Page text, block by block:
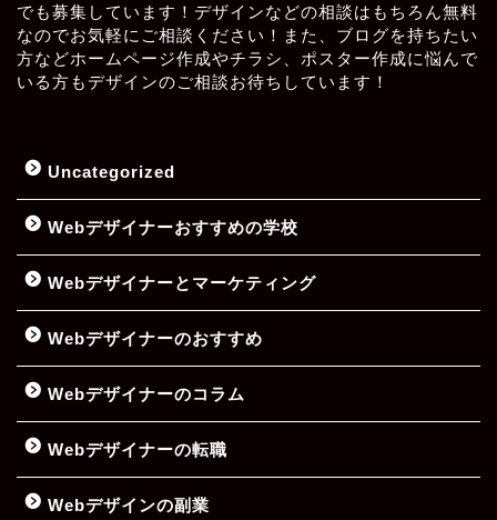
でも募集しています！デザインなどの相談はもちろん無料
なのでお気軽にご相談ください！また、ブログを持ちたい
方などホームページ作成やチラシ、ポスター作成に悩んで
いる方もデザインのご相談お待ちしています！
Uncategorized
Webデザイナーおすすめの学校
Webデザイナーとマーケティング
Webデザイナーのおすすめ
Webデザイナーのコラム
Webデザイナーの転職
Webデザインの副業